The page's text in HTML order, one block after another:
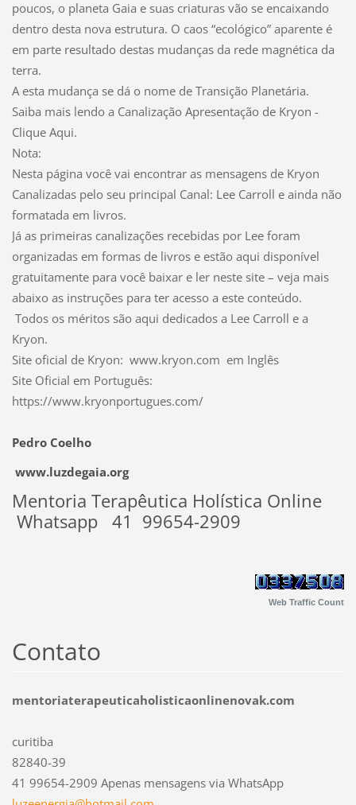
poucos, o planeta Gaia e suas criaturas vão se encaixando
dentro desta nova estrutura. O caos “ecológico” aparente é
em parte resultado destas mudanças da rede magnética da
terra.
A esta mudança se dá o nome de Transição Planetária.
Saiba mais lendo a Canalização Apresentação de Kryon -
Clique Aqui.
Nota:
Nesta página você vai encontrar as mensagens de Kryon
Canalizadas pelo seu principal Canal: Lee Carroll e ainda não
formatada em livros.
Já as primeiras canalizações recebidas por Lee foram
organizadas em formas de livros e estão aqui disponível
gratuitamente para você baixar e ler neste site – veja mais
abaixo as instruções para ter acesso a este conteúdo.
Todos os méritos são aqui dedicados a Lee Carroll e a
Kryon.
Site oficial de Kryon: www.kryon.com em Inglês
Site Oficial em Português:
https://www.kryonportugues.com/
Pedro Coelho
www.luzdegaia.org
Mentoria Terapêutica Holística Online
Whatsapp 41 99654-2909
Web Traffic Count
Contato
mentoriaterapeuticaholisticaonlinenovak.com
curitiba
82840-39
41 99654-2909 Apenas mensagens via WhatsApp